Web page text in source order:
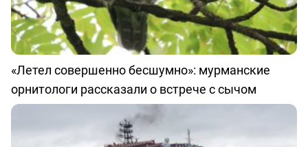
«Летел совершенно бесшумно»: мурманские
орнитологи рассказали о встрече с сычом